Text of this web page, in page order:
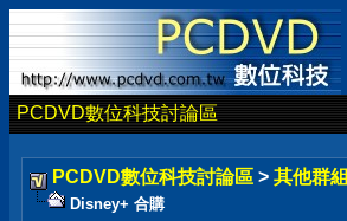
PCDVD數位科技討論區
PCDVD數位科技討論區 > 其他群組
Disney+ 合購